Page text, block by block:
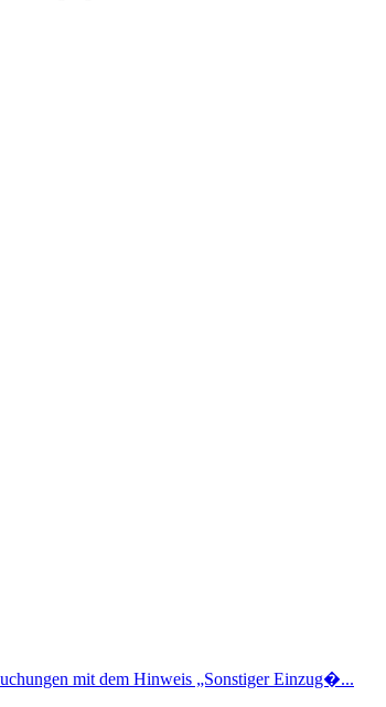
mit dem Hinweis „Sonstiger Einzug�...